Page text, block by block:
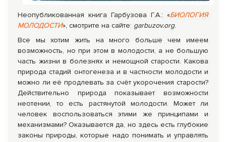
Неопубликованная книга Гарбузова Г.А.: «БИОЛОГИЯ
МОЛОДОСТИ», смотрите на сайте: garbuzov.org.
Все мы хотим жить на много больше чем имеем
возможность, но при этом в молодости, а не большую
часть жизни в болезнях и немощной старости. Какова
природа стадий онтогенеза и в частности молодости и
можно ли её продлевать за счёт укорочения старости?
Действительно природа показывает возможности
неотении, то есть растянутой молодости. Может ли
человек воспользоваться этими же принципами и
механизмами? Оказывается да, но здесь есть глубокие
законы природы, которые надо понимать и управлять